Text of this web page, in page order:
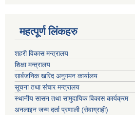
महत्पूर्ण लिंकहरु
शहरी विकास मन्त्रालय
शिक्षा मन्त्रालय
सार्बजनिक खरिद अनुगमन कार्यालय
सूचना तथा संचार मन्त्रालय
स्थानीय सासन तथा सामुदायिक विकास कार्यक्रम
अनलाइन जन्म दर्ता प्रणाली (सेवाग्राही)